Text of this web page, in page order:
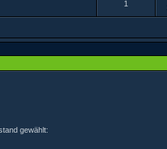
1
gewählt: